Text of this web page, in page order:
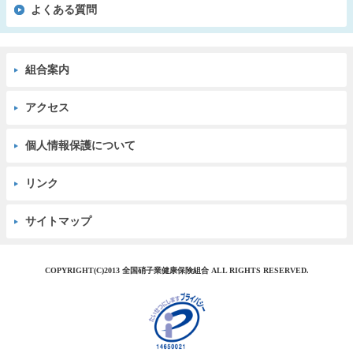
よくある質問
組合案内
アクセス
個人情報保護について
リンク
サイトマップ
COPYRIGHT(C)2013 全国硝子業健康保険組合 ALL RIGHTS RESERVED.